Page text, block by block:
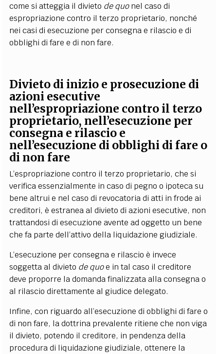
come si atteggia il divieto de quonel caso di
espropriazione contro il terzo proprietario, nonché
nei casi di esecuzione per consegna e rilascio e di
obblighi di fare e di non fare.
Divieto di inizio e prosecuzione di
azioni esecutive
nell’espropriazione contro il terzo
proprietario, nell’esecuzione per
consegna e rilascio e
nell’esecuzione di obblighi di fare o
di non fare
L’espropriazione contro il terzo proprietario, che si
verifica essenzialmente in caso di pegno o ipoteca su
bene altrui e nel caso di revocatoria di atti in frode ai
creditori, è estranea al divieto di azioni esecutive, non
trattandosi di esecuzione avente ad oggetto un bene
che fa parte dell’attivo della liquidazione giudiziale.
L’esecuzione per consegna e rilascio è invece
soggetta al divieto de quoe in tal caso il creditore
deve proporre la domanda finalizzata alla consegna o
al rilascio direttamente al giudice delegato.
Infine, con riguardo all’esecuzione di obblighi di fare o
di non fare, la dottrina prevalente ritiene che non viga
il divieto, potendo il creditore, in pendenza della
procedura di liquidazione giudiziale, ottenere la